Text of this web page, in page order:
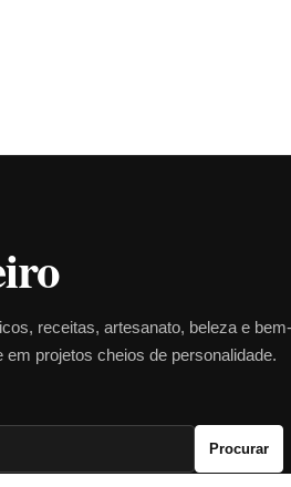
receitas, artesanato, beleza e
projetos cheios de personalidade.
Procurar